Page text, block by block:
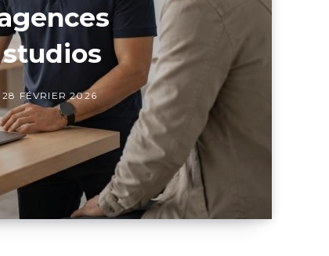
28 FÉVRIER 2026